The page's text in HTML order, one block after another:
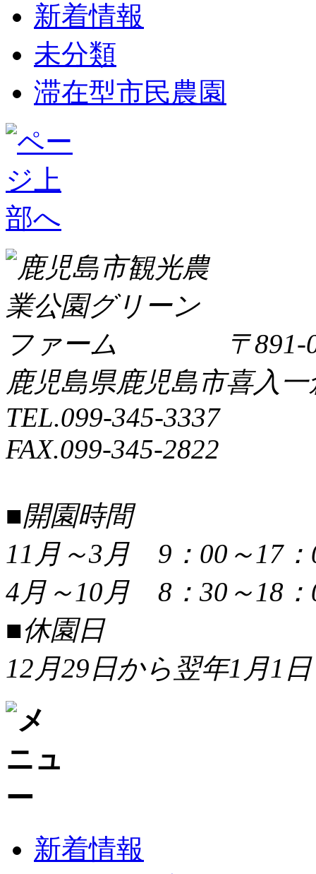
新着情報
未分類
滞在型市民農園
〒891-
鹿児島県鹿児島市喜入一
TEL.099-345-3337
FAX.099-345-2822
■開園時間
11月～3月 9：00～17：
4月～10月 8：30～18：
■休園日
12月29日から翌年1月1日
新着情報